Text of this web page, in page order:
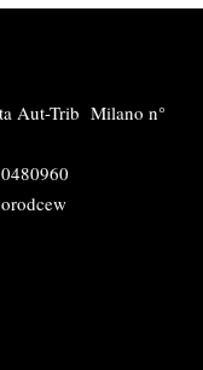
Aut-Trib Milano n°